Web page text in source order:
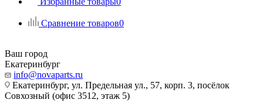
Сравнение товаров0
Ваш город
Екатеринбург
info@novaparts.ru
Екатеринбург, ул. Предельная ул., 57, корп. 3, посёлок
Совхозный (офис 3512, этаж 5)